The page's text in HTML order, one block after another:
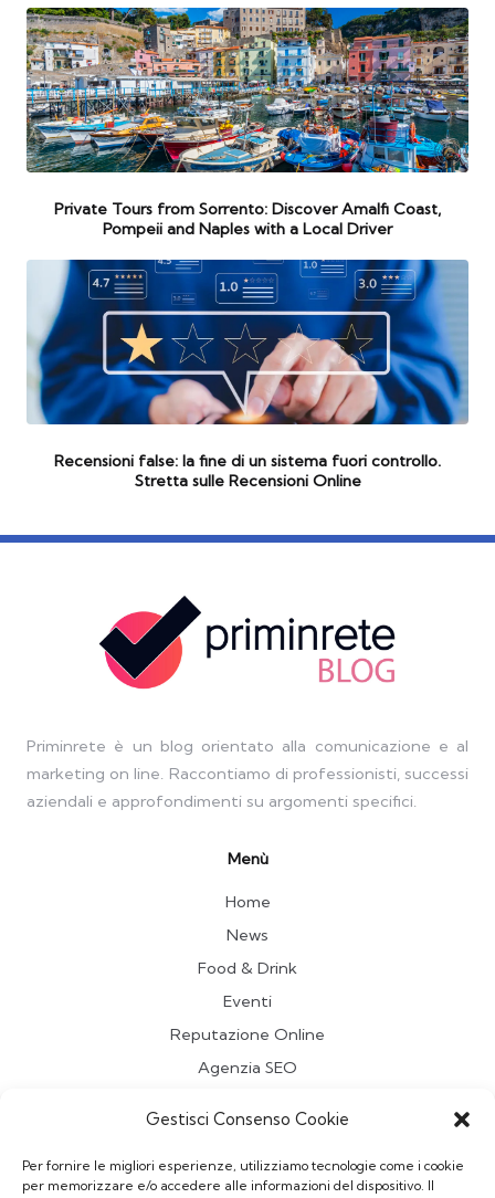
Gestisci Consenso Cookie
Per fornire le migliori esperienze, utilizziamo tecnologie come i cookie
per memorizzare e/o accedere alle informazioni del dispositivo. Il
Private Tours from Sorrento: Discover Amalfi Coast,
Pompeii and Naples with a Local Driver
Recensioni false: la fine di un sistema fuori controllo.
Stretta sulle Recensioni Online
Priminrete è un blog orientato alla comunicazione e al
marketing on line. Raccontiamo di professionisti, successi
aziendali e approfondimenti su argomenti specifici.
Menù
Home
News
Food & Drink
Eventi
Reputazione Online
Agenzia SEO
Redazione